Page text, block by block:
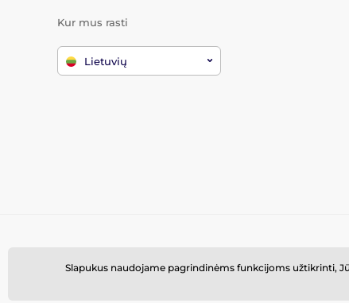
Kur mus rasti
Lietuvių
Slapukus naudojame pagrindinėms funkcijoms užtikrinti,